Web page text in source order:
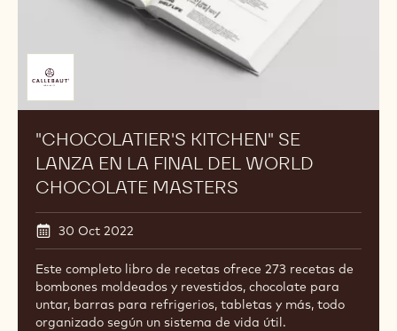
Presentado
por
"CHOCOLATIER'S KITCHEN" SE
LANZA EN LA FINAL DEL WORLD
CHOCOLATE MASTERS
30 Oct 2022
Este completo libro de recetas ofrece 273 recetas de
bombones moldeados y revestidos, chocolate para
untar, barras para refrigerios, tabletas y más, todo
organizado según un sistema de vida útil.